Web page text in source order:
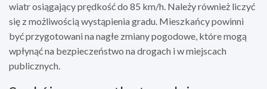
wiatr osiągający prędkość do 85 km/h. Należy również liczyć
się z możliwością wystąpienia gradu. Mieszkańcy powinni
być przygotowani na nagłe zmiany pogodowe, które mogą
wpłynąć na bezpieczeństwo na drogach i w miejscach
publicznych.